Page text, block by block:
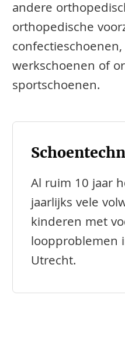
andere
orthopedische
werkschoenen of
sportschoenen.
Al ruim 10 jaar
jaarlijks vele
kinderen met
loopproblemen
Utrecht.